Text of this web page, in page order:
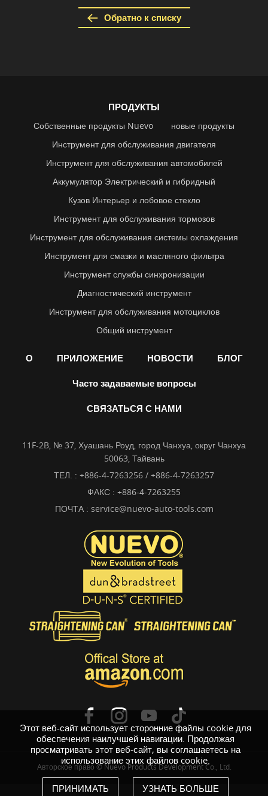
Обратно к списку
Этот веб-сайт использует сторонние файлы cookie для
обеспечения наилучшей навигации. Продолжая
просматривать этот веб-сайт, вы соглашаетесь на
использование этих файлов cookie.
ПРИНИМАТЬ УЗНАТЬ БОЛЬШЕ
ПРОДУКТЫ
Собственные продукты Nuevo
новые продукты
Инструмент для обслуживания двигателя
Инструмент для обслуживания автомобилей
Аккумулятор Электрический и гибридный
Кузов Интерьер и лобовое стекло
Инструмент для обслуживания тормозов
Инструмент для обслуживания системы охлаждения
Инструмент для смазки и масляного фильтра
Инструмент службы синхронизации
Диагностический инструмент
Инструмент для обслуживания мотоциклов
Общий инструмент
О ПРИЛОЖЕНИЕ НОВОСТИ БЛОГ
Часто задаваемые вопросы
СВЯЗАТЬСЯ С НАМИ
11F-2B, № 37, Хуашань Роуд, город Чанхуа, округ Чанхуа
50063, Тайвань
ТЕЛ. : +886-4-7263256 / +886-4-7263257
ФАКС : +886-4-7263255
ПОЧТА : service@nuevo-auto-tools.com
Авторское право © Nuevo Products Development Co., Ltd.